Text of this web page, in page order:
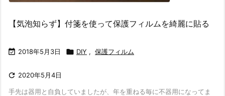
【気泡知らず】付箋を使って保護フィルムを綺麗に貼る
 2018年5月3日  DIY , 保護フィルム
 2020年5月4日
手先は器用と自負していましたが、年を重ねる毎に不器用になってま